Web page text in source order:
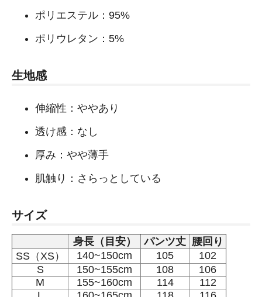
ポリエステル：95%
ポリウレタン：5%
生地感
伸縮性：ややあり
透け感：なし
厚み：やや薄手
肌触り：さらっとしている
サイズ
身長（目安） パンツ丈 腰回り
SS（XS）
140~150cm 105
102
S
150~155cm 108
106
M
155~160cm 114
112